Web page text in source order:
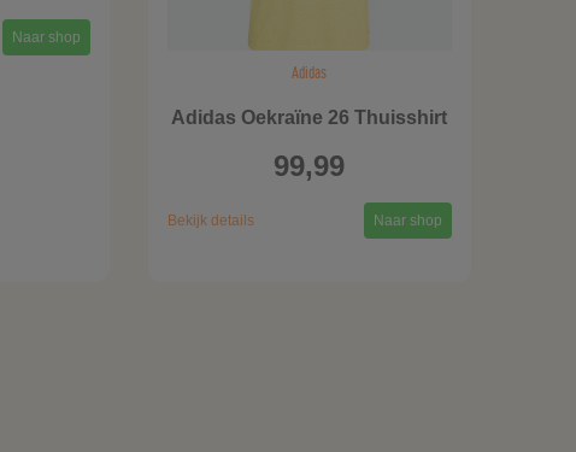
Naar shop
Adidas
Adidas Oekraïne 26 Thuisshirt
99,99
Bekijk details Naar shop